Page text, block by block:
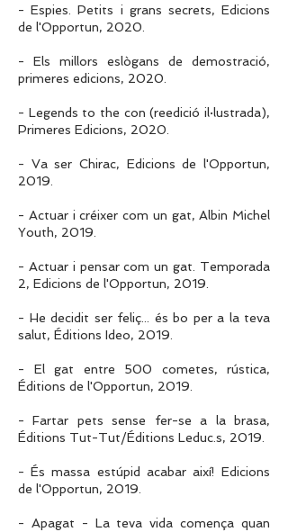
- Espies. Petits i grans secrets, Edicions
de l'Opportun, 2020.
- Els millors eslògans de demostració,
primeres edicions, 2020.
- Legends to the con (reedició il·lustrada),
Primeres Edicions, 2020.
- Va ser Chirac, Edicions de l'Opportun,
2019.
- Actuar i créixer com un gat, Albin Michel
Youth, 2019.
- Actuar i pensar com un gat. Temporada
2, Edicions de l'Opportun, 2019.
- He decidit ser feliç... és bo per a la teva
salut, Éditions Ideo, 2019.
- El gat entre 500 cometes, rústica,
Éditions de l'Opportun, 2019.
- Fartar pets sense fer-se a la brasa,
Éditions Tut-Tut/Éditions Leduc.s, 2019.
- És massa estúpid acabar així! Edicions
de l'Opportun, 2019.
- Apagat - La teva vida comença quan